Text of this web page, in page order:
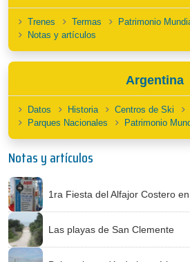
Trenes Termas Patrimonio
Notas y artículos
Argentina
Datos Historia Centros de Ski
Parques Nacionales
Patrimonio
Notas y artículos
1ra Fiesta del Alfajor Costero
Las playas de San Clemente